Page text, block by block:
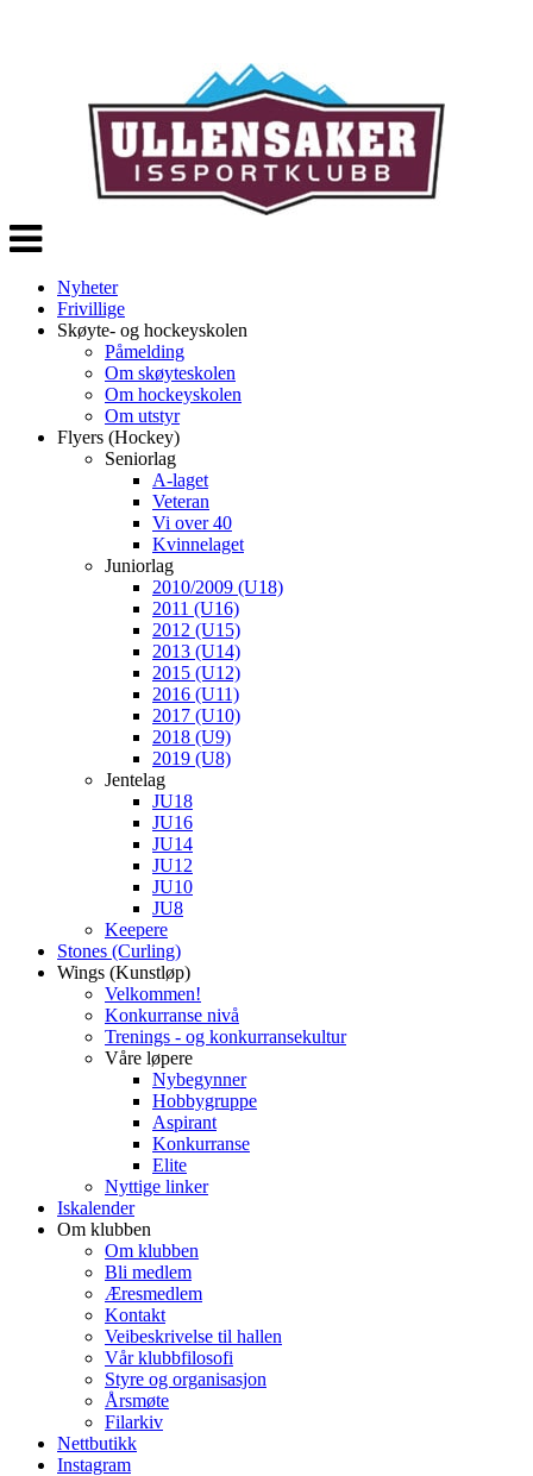
Veksle
navigasjon
Nyheter
Frivillige
Skøyte- og hockeyskolen
Påmelding
Om skøyteskolen
Om hockeyskolen
Om utstyr
Flyers (Hockey)
Seniorlag
A-laget
Veteran
Vi over 40
Kvinnelaget
Juniorlag
2010/2009 (U18)
2011 (U16)
2012 (U15)
2013 (U14)
2015 (U12)
2016 (U11)
2017 (U10)
2018 (U9)
2019 (U8)
Jentelag
JU18
JU16
JU14
JU12
JU10
JU8
Keepere
Stones (Curling)
Wings (Kunstløp)
Velkommen!
Konkurranse nivå
Trenings - og konkurransekultur
Våre løpere
Nybegynner
Hobbygruppe
Aspirant
Konkurranse
Elite
Nyttige linker
Iskalender
Om klubben
Om klubben
Bli medlem
Æresmedlem
Kontakt
Veibeskrivelse til hallen
Vår klubbfilosofi
Styre og organisasjon
Årsmøte
Filarkiv
Nettbutikk
Instagram